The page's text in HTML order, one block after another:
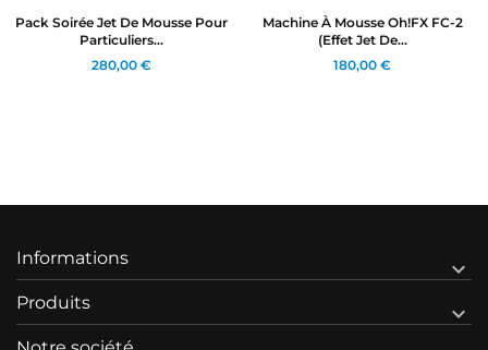
Pack Soirée Jet De Mousse Pour
Particuliers...
280,00 €
Machine À Mousse Oh!FX FC-2
(effet Jet De...
180,00 €
Informations 
Produits 